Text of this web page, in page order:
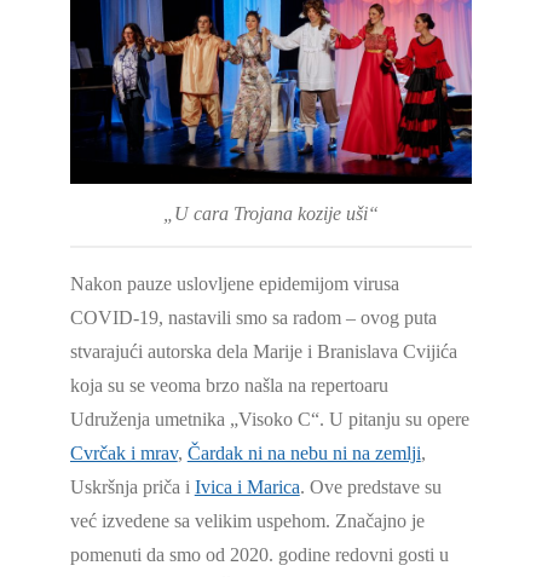
„U cara Trojana kozije uši“
Nakon pauze uslovljene epidemijom virusa
COVID-19, nastavili smo sa radom – ovog puta
stvarajući autorska dela Marije i Branislava Cvijića
koja su se veoma brzo našla na repertoaru
Udruženja umetnika „Visoko C“. U pitanju su opere
Cvrčak i mrav, Čardak ni na nebu ni na zemlji,
Uskršnja priča i Ivica i Marica. Ove predstave su
već izvedene sa velikim uspehom. Značajno je
pomenuti da smo od 2020. godine redovni gosti u